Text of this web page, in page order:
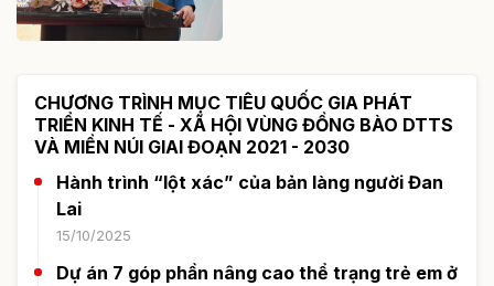
CHƯƠNG TRÌNH MỤC TIÊU QUỐC GIA PHÁT
TRIỂN KINH TẾ - XÃ HỘI VÙNG ĐỒNG BÀO DTTS
VÀ MIỀN NÚI GIAI ĐOẠN 2021 - 2030
Hành trình “lột xác” của bản làng người Đan
Lai
15/10/2025
Dự án 7 góp phần nâng cao thể trạng trẻ em ở